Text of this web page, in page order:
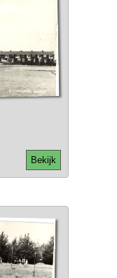
Bekijk